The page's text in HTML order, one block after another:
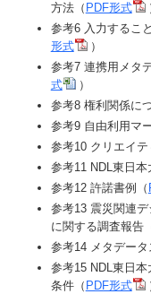
方法（ PDF形式
参考6 入力するこ
形式
）
参考7 連携用メタ
式
）
参考8 権利関係に
参考9 自由利用マ
参考10 クリエイ
参考11 NDL東日
参考12 許諾書例（
参考13 震災関連
に関する調査報告
参考14 メタデー
参考15 NDL東日
条件（ PDF形式